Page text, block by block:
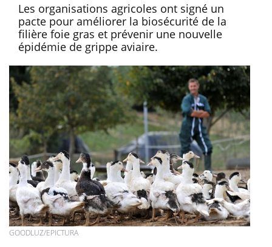
Les organisations agricoles ont signé un
pacte pour améliorer la biosécurité de la
filière foie gras et prévenir une nouvelle
épidémie de grippe aviaire.
GOODLUZ/EPICTURA